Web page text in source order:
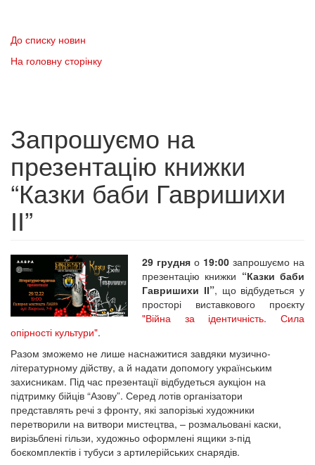
До списку новин
На головну сторінку
Запрошуємо на
презентацію книжки
“Казки баби Гавришихи
ІІ”
29 грудня о 19:00 запрошуємо на
презентацію книжки “Казки баби
Гавришихи ІІ”, що відбудеться у
просторі виставкового проєкту
"Війна за ідентичність. Сила
опірності культури".
Разом зможемо не лише наснажитися завдяки музично-
літературному дійству, а й надати допомогу українським
захисникам. Під час презентації відбудеться аукціон на
підтримку бійців “Азову”. Серед лотів організатори
представлять речі з фронту, які запорізькі художники
перетворили на витвори мистецтва, – розмальовані каски,
вирізьблені гільзи, художньо оформлені ящики з-під
боєкомплектів і тубуси з артилерійських снарядів.